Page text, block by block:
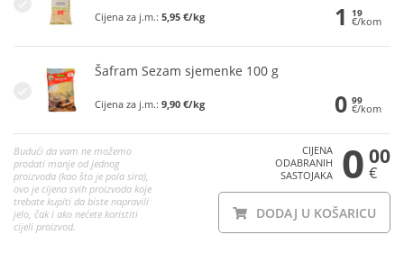
Cijena za j.m.: 5,95 €/kg 1 19
€/kom
Šafram Sezam sjemenke 100 g
Cijena za j.m.: 9,90 €/kg 0 99
€/kom
Budući da vam ne možemo
prodati manje od jednog
proizvoda (kao što je pola sira),
ovo je cijena svih proizvoda koje
trebate kupiti da biste napravili
jelo, čak i ako nećete koristiti
cijeli proizvod.
CIJENA
ODABRANIH
SASTOJAKA
0 00
€
DODAJ U KOŠARICU